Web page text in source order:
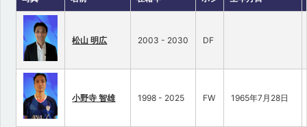
松山 明広 2003 - 2030 DF
小野寺 智雄 1998 - 2025 FW 1965年7月28日